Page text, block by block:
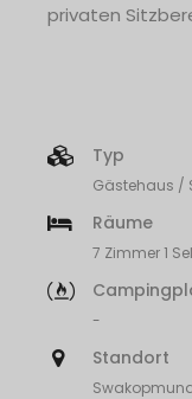
privaten
Typ
Gästehaus /
Räume
7 Zimmer 1
-
Standort